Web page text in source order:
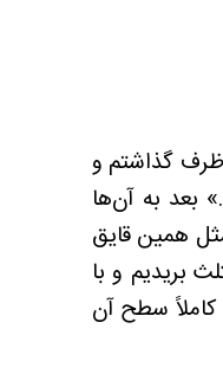
گذاشتم و
بعد به آن‌ها
همین قایق
بریدیم و با
کاملاً سطح آن